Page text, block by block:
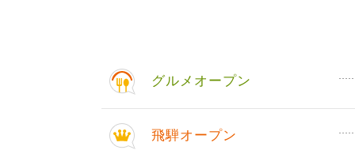
グルメオープン
飛騨オープン